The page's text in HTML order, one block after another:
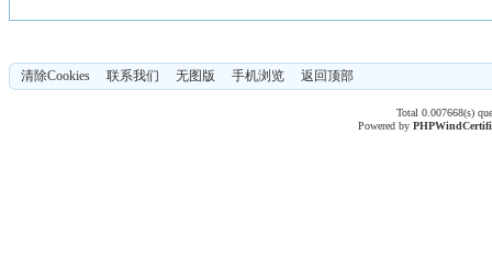
清除Cookies 联系我们 无图版 手机浏览 返回顶部
Total 0.007668(s)
Powered byPHPWind